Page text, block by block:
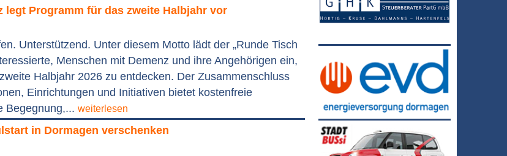
legt Programm für das zweite Halbjahr vor
Unterstützend. Unter diesem Motto lädt der „Runde Tisch
Menschen mit Demenz und ihre Angehörigen ein,
Halbjahr 2026 zu entdecken. Der Zusammenschluss
Einrichtungen und Initiativen bietet kostenfreie
Begegnung,... weiterlesen
in Dormagen verschenken